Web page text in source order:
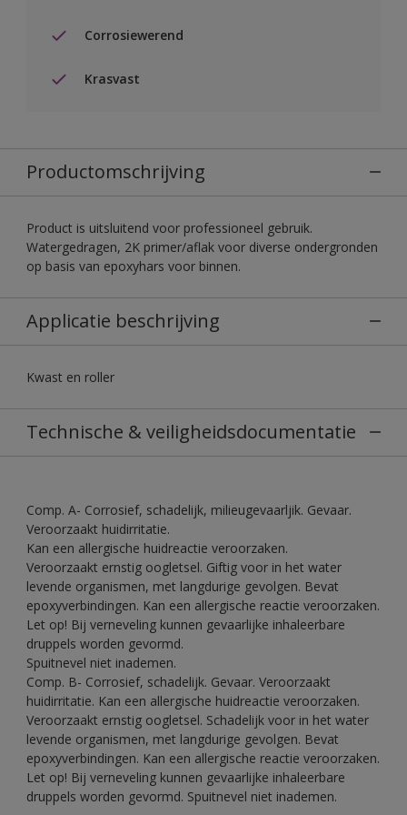
Corrosiewerend
Krasvast
Productomschrijving
Product is uitsluitend voor professioneel gebruik.
Watergedragen, 2K primer/aflak voor diverse ondergronden
op basis van epoxyhars voor binnen.
Applicatie beschrijving
Kwast en roller
Technische & veiligheidsdocumentatie
Comp. A- Corrosief, schadelijk, milieugevaarljik. Gevaar.
Veroorzaakt huidirritatie.
Kan een allergische huidreactie veroorzaken.
Veroorzaakt ernstig oogletsel. Giftig voor in het water
levende organismen, met langdurige gevolgen. Bevat
epoxyverbindingen. Kan een allergische reactie veroorzaken.
Let op! Bij verneveling kunnen gevaarlijke inhaleerbare
druppels worden gevormd.
Spuitnevel niet inademen.
Comp. B- Corrosief, schadelijk. Gevaar. Veroorzaakt
huidirritatie. Kan een allergische huidreactie veroorzaken.
Veroorzaakt ernstig oogletsel. Schadelijk voor in het water
levende organismen, met langdurige gevolgen. Bevat
epoxyverbindingen. Kan een allergische reactie veroorzaken.
Let op! Bij verneveling kunnen gevaarlijke inhaleerbare
druppels worden gevormd. Spuitnevel niet inademen.